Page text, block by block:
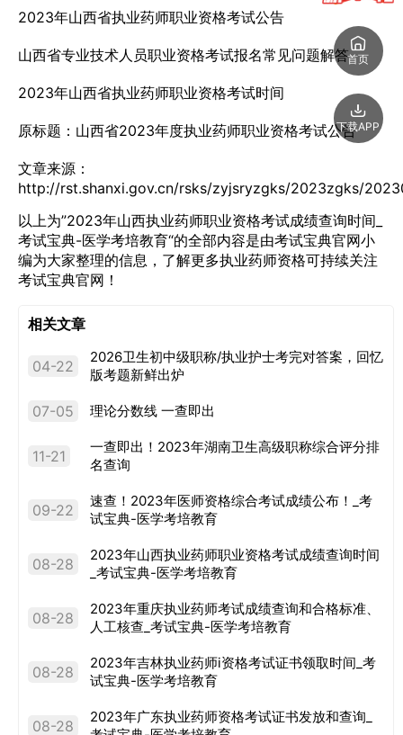
首页
下载APP
2023年山西省执业药师职业资格考试公告
山西省专业技术人员职业资格考试报名常见问题解答
2023年山西省执业药师职业资格考试时间
原标题：山西省2023年度执业药师职业资格考试公告
文章来源：
http://rst.shanxi.gov.cn/rsks/zyjsryzgks/2023zgks/
以上为”2023年山西执业药师职业资格考试成绩查询时间_
考试宝典-医学考培教育“的全部内容是由考试宝典官网小
编为大家整理的信息，了解更多执业药师资格可持续关注
考试宝典官网！
相关文章
04-22
2026卫生初中级职称/执业护士考完对答案，回忆
版考题新鲜出炉
07-05 理论分数线 一查即出
11-21
一查即出！2023年湖南卫生高级职称综合评分排
名查询
09-22
速查！2023年医师资格综合考试成绩公布！_考
试宝典-医学考培教育
08-28
2023年山西执业药师职业资格考试成绩查询时间
_考试宝典-医学考培教育
08-28
2023年重庆执业药师考试成绩查询和合格标准、
人工核查_考试宝典-医学考培教育
08-28
2023年吉林执业药师i资格考试证书领取时间_考
试宝典-医学考培教育
08-28
2023年广东执业药师资格考试证书发放和查询_